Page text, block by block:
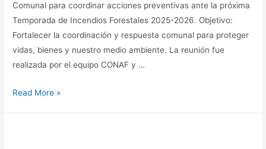
Comunal para coordinar acciones preventivas ante la próxima
Temporada de Incendios Forestales 2025-2026. Objetivo:
Fortalecer la coordinación y respuesta comunal para proteger
vidas, bienes y nuestro medio ambiente. La reunión fue
realizada por el equipo CONAF y …
Read More »